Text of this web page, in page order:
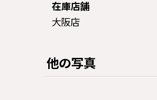
在庫店舗
大阪店
他の写真